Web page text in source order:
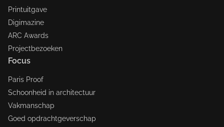
Printuitgave
Digimazine
ARC Awards
Projectbezoeken
Focus
Paris Proof
Schoonheid in architectuur
Vakmanschap
Goed opdrachtgeverschap